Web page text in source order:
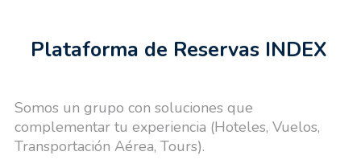
Plataforma de Reservas INDEX
Somos un grupo con soluciones que
complementar tu experiencia (Hoteles, Vuelos,
Transportación Aérea, Tours).